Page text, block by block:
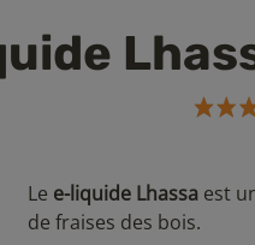
Le e-liquide Lhassaest
de fraises des bois.